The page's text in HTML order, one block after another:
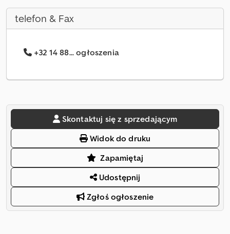
telefon & Fax
+32 14 88... ogłoszenia
Skontaktuj się z sprzedającym
Widok do druku
Zapamiętaj
Udostępnij
Zgłoś ogłoszenie